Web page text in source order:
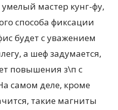
мастер кунг-фу,
способа фиксации
будет с уважением
а шеф задумается,
повышения з\п с
самом деле, кроме
такие магниты